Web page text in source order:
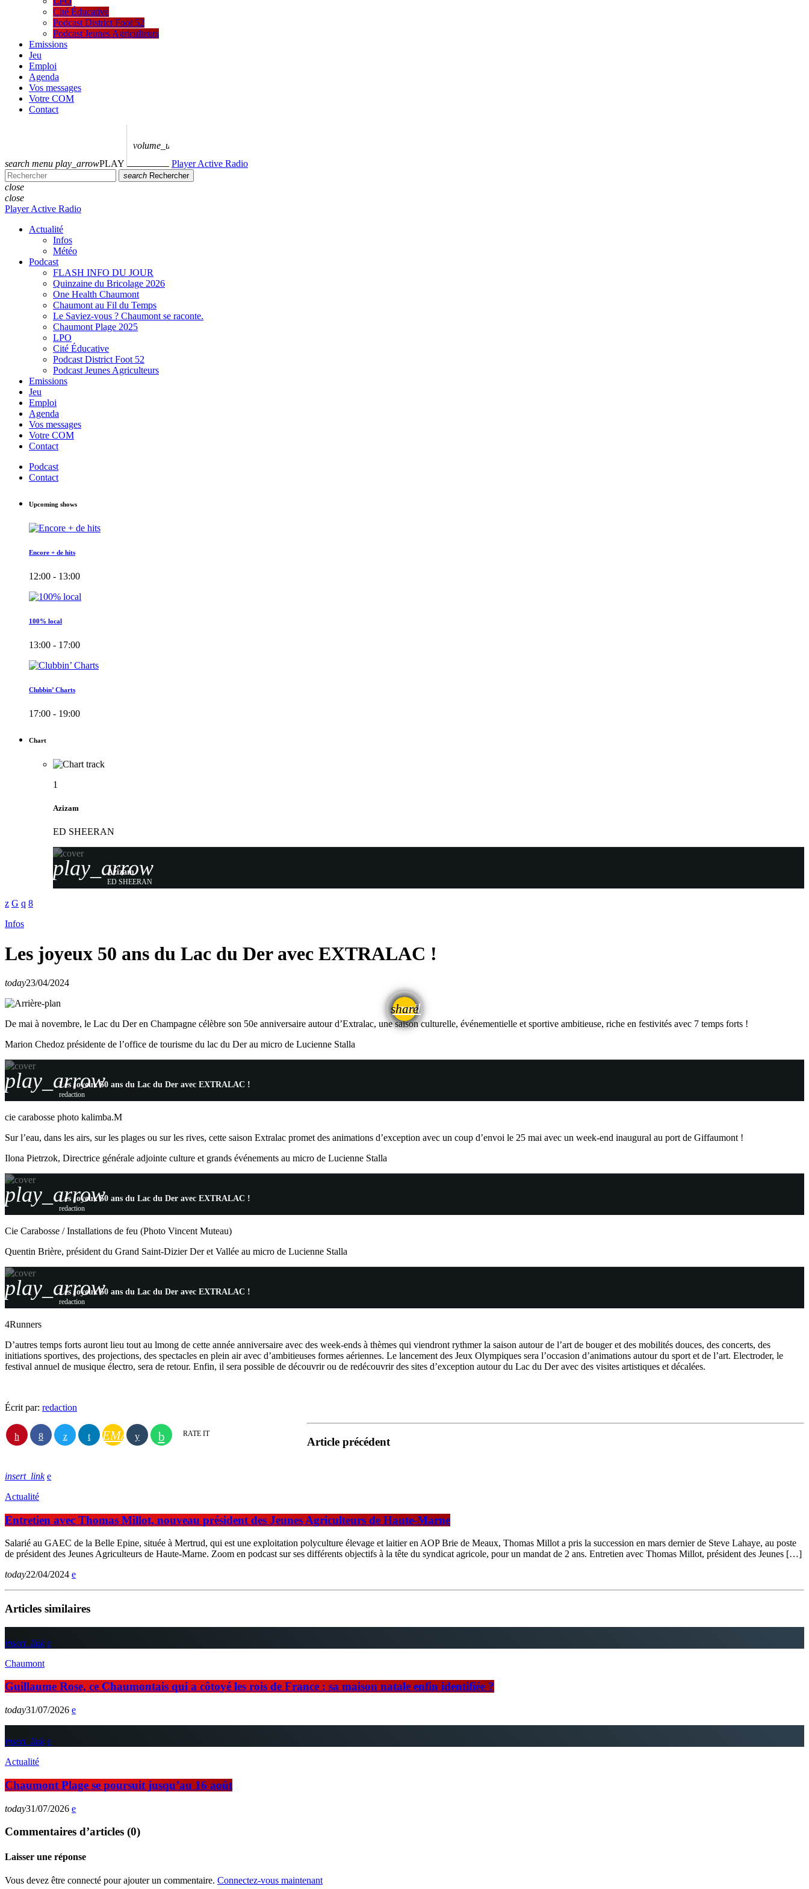
Cité Éducative
Podcast District Foot 52
Podcast Jeunes Agriculteurs
Emissions
Jeu
Emploi
Agenda
Vos messages
Votre COM
Contact
search menu play_arrowPLAY
volume_up
Player Active Radio
search Rechercher
close
close
Player Active Radio
Actualité
Infos
Météo
Podcast
FLASH INFO DU JOUR
Quinzaine du Bricolage 2026
One Health Chaumont
Chaumont au Fil du Temps
Le Saviez-vous ? Chaumont se raconte.
Chaumont Plage 2025
LPO
Cité Éducative
Podcast District Foot 52
Podcast Jeunes Agriculteurs
Emissions
Jeu
Emploi
Agenda
Vos messages
Votre COM
Contact
Podcast
Contact
Upcoming shows
Encore + de hits
12:00 - 13:00
100% local
13:00 - 17:00
Clubbin’ Charts
17:00 - 19:00
Chart
1
Azizam
ED SHEERAN
play_arrow
Azizam
ED SHEERAN
Infos
Les joyeux 50 ans du Lac du Der avec EXTRALAC !
today23/04/2024
share
email
De mai à novembre, le Lac du Der en Champagne célèbre son 50e anniversaire autour d’Extralac, une saison culturelle, événementielle et sportive ambitieuse, riche en festivités avec 7 temps forts !
Marion Chedoz présidente de l’office de tourisme du lac du Der au micro de Lucienne Stalla
play_arrowLes joyeux 50 ans du Lac du Der avec EXTRALAC !
redaction
cie carabosse photo kalimba.M
Sur l’eau, dans les airs, sur les plages ou sur les rives, cette saison Extralac promet des animations d’exception avec un coup d’envoi le 25 mai avec un week-end inaugural au port de Giffaumont !
Ilona Pietrzok, Directrice générale adjointe culture et grands événements au micro de Lucienne Stalla
play_arrowLes joyeux 50 ans du Lac du Der avec EXTRALAC !
redaction
Cie Carabosse / Installations de feu (Photo Vincent Muteau)
Quentin Brière, président du Grand Saint-Dizier Der et Vallée au micro de Lucienne Stalla
play_arrowLes joyeux 50 ans du Lac du Der avec EXTRALAC !
redaction
4Runners
D’autres temps forts auront lieu tout au lmong de cette année anniversaire avec des week-ends à thèmes qui viendront rythmer la saison autour de l’art de bouger et des mobilités douces, des concerts, des
initiations sportives, des projections, des spectacles en plein air avec d’ambitieuses formes aériennes. Le lancement des Jeux Olympiques sera l’occasion d’animations autour du sport et de l’art. Electroder, le
festival annuel de musique électro, sera de retour. Enfin, il sera possible de découvrir ou de redécouvrir des sites d’exception autour du Lac du Der avec des visites artistiques et décalées.
Écrit par: redaction
EMAIL RATE IT
Article précédent
insert_link
Actualité
Entretien avec Thomas Millot, nouveau président des Jeunes Agriculteurs de Haute-Marne
Salarié au GAEC de la Belle Epine, située à Mertrud, qui est une exploitation polyculture élevage et laitier en AOP Brie de Meaux, Thomas Millot a pris la succession en mars dernier de Steve Lahaye, au poste
de président des Jeunes Agriculteurs de Haute-Marne. Zoom en podcast sur ses différents objectifs à la tête du syndicat agricole, pour un mandat de 2 ans. Entretien avec Thomas Millot, président des Jeunes […]
today22/04/2024
Articles similaires
insert_link
Chaumont
Guillaume Rose, ce Chaumontais qui a côtoyé les rois de France : sa maison natale enfin identifiée ?
today31/07/2026
insert_link
Actualité
Chaumont Plage se poursuit jusqu’au 16 août
today31/07/2026
Commentaires d’articles (0)
Laisser une réponse
Vous devez être connecté pour ajouter un commentaire. Connectez-vous maintenant